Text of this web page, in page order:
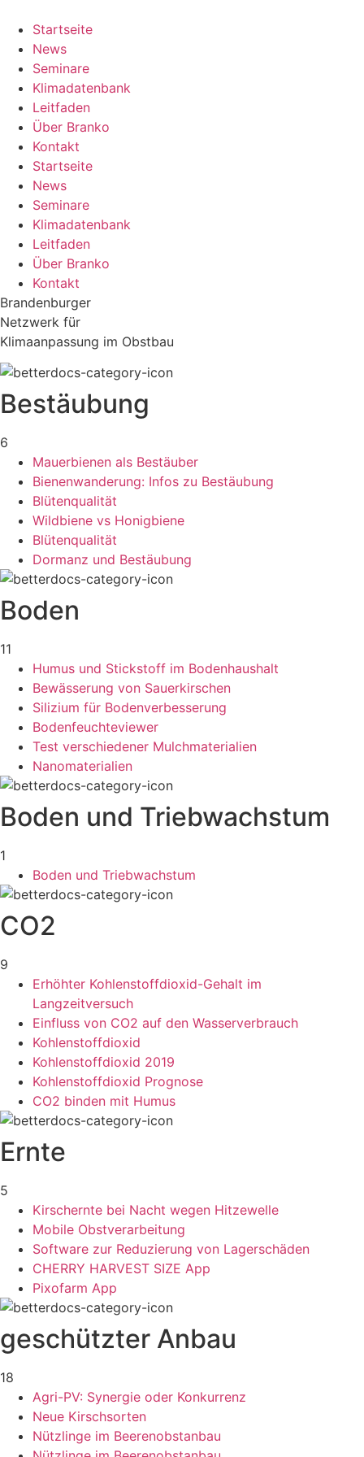
Inhalt
springen
Startseite
News
Seminare
Klimadatenbank
Leitfaden
Über Branko
Kontakt
Startseite
News
Seminare
Klimadatenbank
Leitfaden
Über Branko
Kontakt
Brandenburger
Netzwerk für
Klimaanpassung im Obstbau
Bestäubung
6
Mauerbienen als Bestäuber
Bienenwanderung: Infos zu Bestäubung
Blütenqualität
Wildbiene vs Honigbiene
Blütenqualität
Dormanz und Bestäubung
Boden
11
Humus und Stickstoff im Bodenhaushalt
Bewässerung von Sauerkirschen
Silizium für Bodenverbesserung
Bodenfeuchteviewer
Test verschiedener Mulchmaterialien
Nanomaterialien
Boden und Triebwachstum
1
Boden und Triebwachstum
CO2
9
Erhöhter Kohlenstoffdioxid-Gehalt im
Langzeitversuch
Einfluss von CO2 auf den Wasserverbrauch
Kohlenstoffdioxid
Kohlenstoffdioxid 2019
Kohlenstoffdioxid Prognose
CO2 binden mit Humus
Ernte
5
Kirschernte bei Nacht wegen Hitzewelle
Mobile Obstverarbeitung
Software zur Reduzierung von Lagerschäden
CHERRY HARVEST SIZE App
Pixofarm App
geschützter Anbau
18
Agri-PV: Synergie oder Konkurrenz
Neue Kirschsorten
Nützlinge im Beerenobstanbau